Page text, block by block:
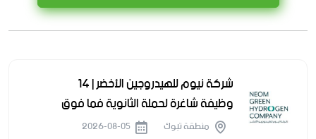
شركة نيوم للهيدروجين الأخضر | 14
وظيفة شاغرة لحملة الثانوية فما فوق
منطقة تبوك